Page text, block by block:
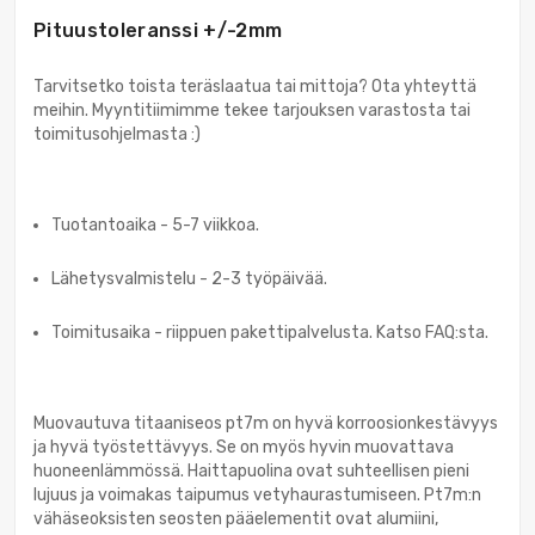
Pituustoleranssi +/-2mm
Tarvitsetko toista teräslaatua tai mittoja? Ota yhteyttä
meihin. Myyntitiimimme tekee tarjouksen varastosta tai
toimitusohjelmasta :)
Tuotantoaika - 5-7 viikkoa.
Lähetysvalmistelu - 2-3 työpäivää.
Toimitusaika - riippuen pakettipalvelusta. Katso FAQ:sta.
Muovautuva titaaniseos pt7m on hyvä korroosionkestävyys
ja hyvä työstettävyys. Se on myös hyvin muovattava
huoneenlämmössä. Haittapuolina ovat suhteellisen pieni
lujuus ja voimakas taipumus vetyhaurastumiseen. Pt7m:n
vähäseoksisten seosten pääelementit ovat alumiini,